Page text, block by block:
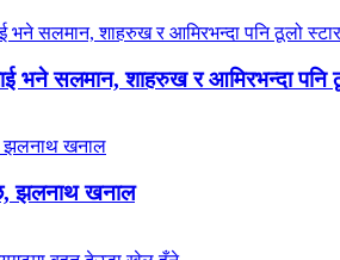
भने सलमान, शाहरुख र आमिरभन्दा पनि
झलनाथ खनाल